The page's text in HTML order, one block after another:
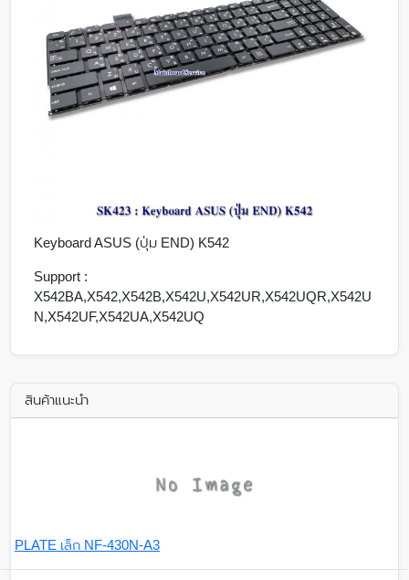
Keyboard ASUS (ปุ่ม END) K542
Support :
X542BA,X542,X542B,X542U,X542UR,X542UQR,X542U
N,X542UF,X542UA,X542UQ
สินค้าแนะนำ
PLATE เล็ก NF-430N-A3